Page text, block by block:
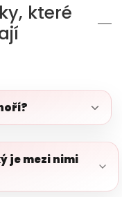
které
je mezi nimi